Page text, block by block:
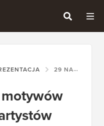
29 NAJLEPSZYCH MOTYWÓW WORDPRESS DLA ARTYSTÓW